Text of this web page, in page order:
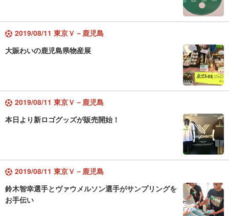
2019/08/11 東京Ｖ－鹿児島
大賑わいの鹿児島県物産展
2019/08/11 東京Ｖ－鹿児島
本日より新ロゴグッズが販売開始！
2019/08/11 東京Ｖ－鹿児島
鈴木智幸選手とヴァウメルソン選手がサンプリングを
お手伝い